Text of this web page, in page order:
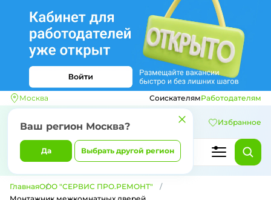
Москва
Ваш регион Москва?
Да Выбрать другой регион
СоискателямРаботодателям
Избранное
ГлавнаяООО "СЕРВИС ПРО.РЕМОНТ"